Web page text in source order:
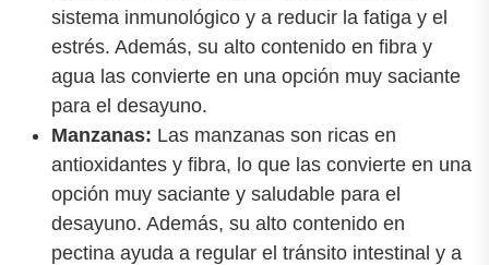
sistema inmunológico y a reducir la fatiga y el
estrés. Además, su alto contenido en fibra y
agua las convierte en una opción muy saciante
para el desayuno.
Manzanas: Las manzanas son ricas en
antioxidantes y fibra, lo que las convierte en una
opción muy saciante y saludable para el
desayuno. Además, su alto contenido en
pectina ayuda a regular el tránsito intestinal y a